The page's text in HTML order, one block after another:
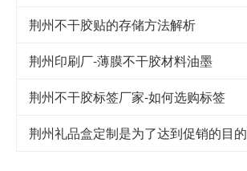
荆州不干胶贴的存储方法解析
荆州印刷厂-薄膜不干胶材料油墨
荆州不干胶标签厂家-如何选购标签
荆州礼品盒定制是为了达到促销的目的